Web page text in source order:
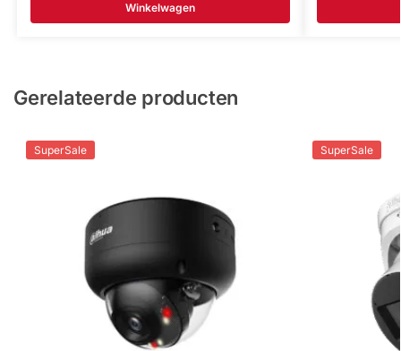
Winkelwagen
Gerelateerde producten
SuperSale SuperSale